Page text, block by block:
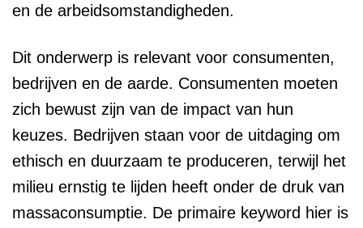
en de arbeidsomstandigheden.
Dit onderwerp is relevant voor consumenten,
bedrijven en de aarde. Consumenten moeten
zich bewust zijn van de impact van hun
keuzes. Bedrijven staan voor de uitdaging om
ethisch en duurzaam te produceren, terwijl het
milieu ernstig te lijden heeft onder de druk van
massaconsumptie. De primaire keyword hier is